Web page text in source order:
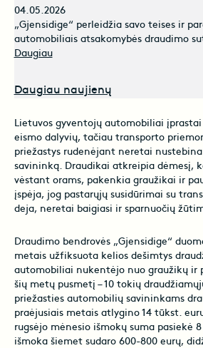
04.05.2026
„Gjensidige“ perleidžia savo teises ir
automobiliais atsakomybės draudimo
Daugiau
Daugiau naujienų
Lietuvos gyventojų automobiliai
eismo dalyvių, tačiau transporto
priežastys rudenėjant neretai
savininką. Draudikai atkreipia dėmesį,
vėstant orams, pakenkia graužikai ir
įspėja, jog pastarųjų susidūrimai su
deja, neretai baigiasi ir sparnuočių
Draudimo bendrovės „Gjensidige“
metais užfiksuota kelios dešimtys
automobiliai nukentėjo nuo graužikų ir
šių metų pusmetį – 10 tokių
priežasties automobilių savininkams
praėjusiais metais atlygino 14 tūkst.
rugsėjo mėnesio išmokų suma pasiekė
išmoka šiemet sudaro 600-800 eurų,